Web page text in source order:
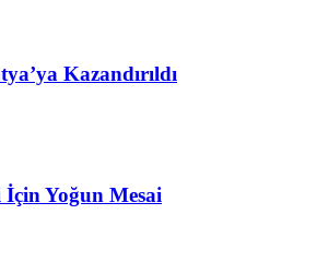
Kazandırıldı
Yoğun Mesai